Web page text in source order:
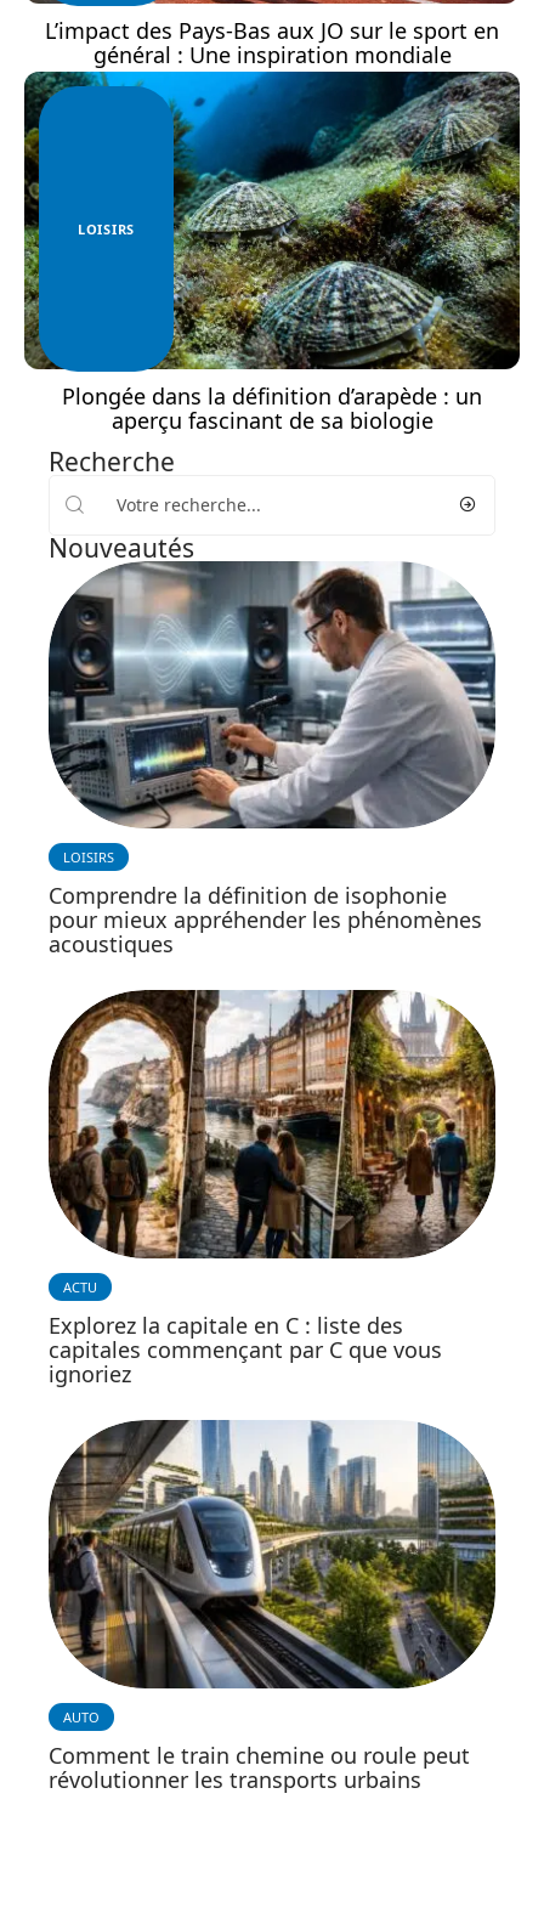
L’impact des Pays-Bas aux JO sur le sport en
général : Une inspiration mondiale
LOISIRS
Plongée dans la définition d’arapède : un
aperçu fascinant de sa biologie
Recherche
Nouveautés
LOISIRS
Comprendre la définition de isophonie
pour mieux appréhender les phénomènes
acoustiques
ACTU
Explorez la capitale en C : liste des
capitales commençant par C que vous
ignoriez
AUTO
Comment le train chemine ou roule peut
révolutionner les transports urbains